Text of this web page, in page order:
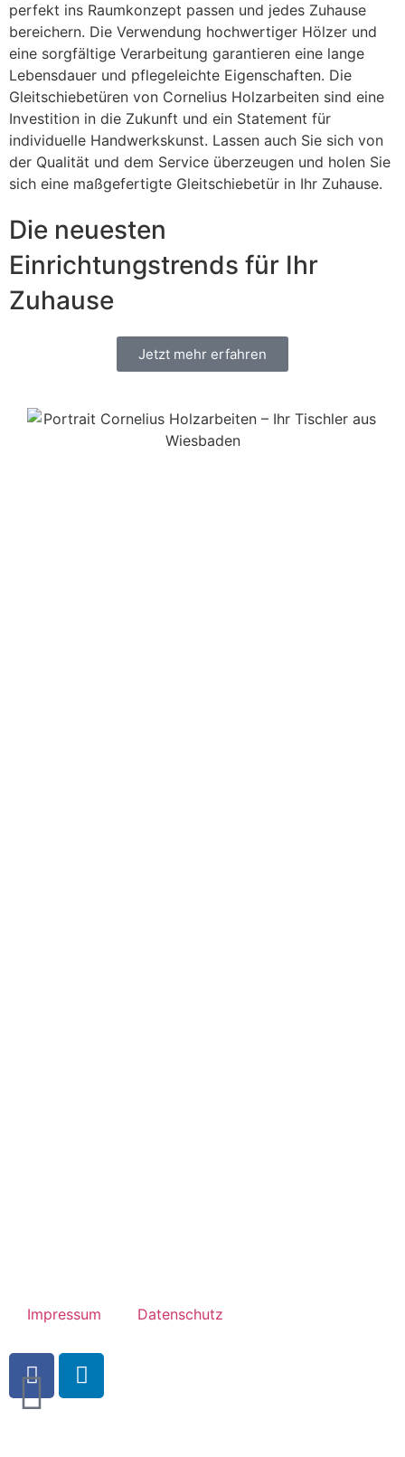
perfekt ins Raumkonzept passen und jedes Zuhause
bereichern. Die Verwendung hochwertiger Hölzer und
eine sorgfältige Verarbeitung garantieren eine lange
Lebensdauer und pflegeleichte Eigenschaften. Die
Gleitschiebetüren von Cornelius Holzarbeiten sind eine
Investition in die Zukunft und ein Statement für
individuelle Handwerkskunst. Lassen auch Sie sich von
der Qualität und dem Service überzeugen und holen Sie
sich eine maßgefertigte Gleitschiebetür in Ihr Zuhause.
Die neuesten
Einrichtungstrends für Ihr
Zuhause
Jetzt mehr erfahren
Impressum Datenschutz